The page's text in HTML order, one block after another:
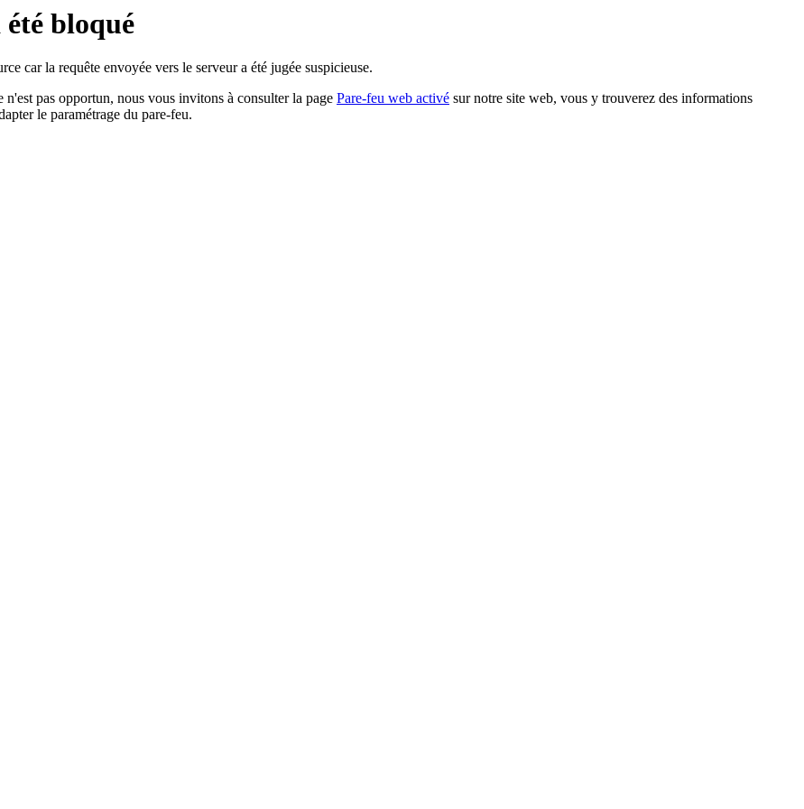
été bloqué
car la requête envoyée vers le serveur a été jugée suspicieuse.
pas opportun, nous vous invitons à consulter la page Pare-feu web activé sur notre site web, vous y trouverez des informations
le paramétrage du pare-feu.